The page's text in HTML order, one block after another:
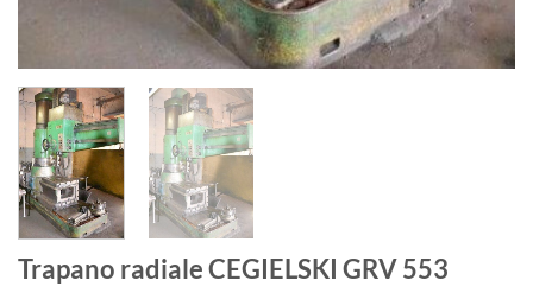
Trapano radiale CEGIELSKI GRV 553